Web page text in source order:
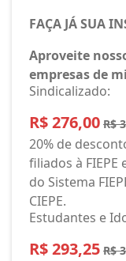
FAÇA JÁ SUA
Aproveite
empresas de
Sindicalizado:
R$ 276,00 R$
20% de
filiados à
do Sistema
CIEPE.
Estudantes e
R$ 293,25 R$